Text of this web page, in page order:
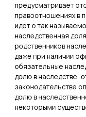
предусматривает
правоотношениях в
идет о так
наследственная
родственников
даже при наличии
обязательные
долю в наследстве,
законодательстве
долю в
некоторыми